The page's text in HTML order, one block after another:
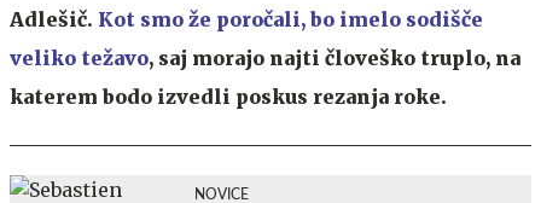
Adlešič. Kot smo že poročali, bo imelo sodišče
veliko težavo, saj morajo najti človeško truplo, na
katerem bodo izvedli poskus rezanja roke.
NOVICE